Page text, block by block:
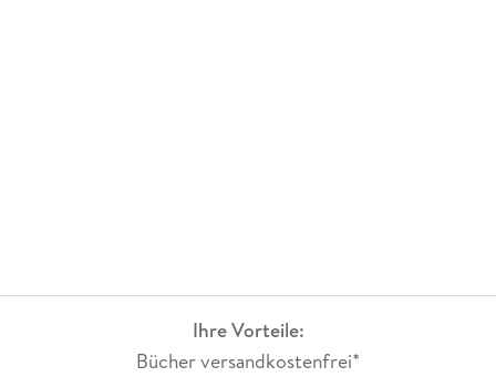
Ihre Vorteile:
Bücher versandkostenfrei*